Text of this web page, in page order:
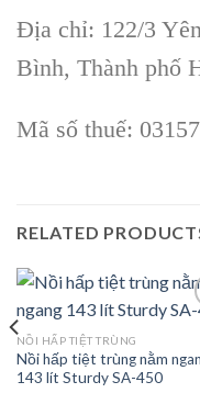
Địa chỉ: 122/3
Bình, Thành phố
Mã số thuế:
RELATED
NỒI HẤP TIỆT TRÙNG
Nồi hấp tiệt trùng nằm
143 lít Sturdy SA-450